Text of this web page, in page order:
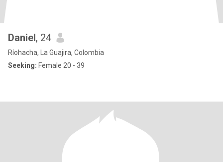
Daniel, 24
Ríohacha, La Guajira, Colombia
Seeking: Female 20 - 39